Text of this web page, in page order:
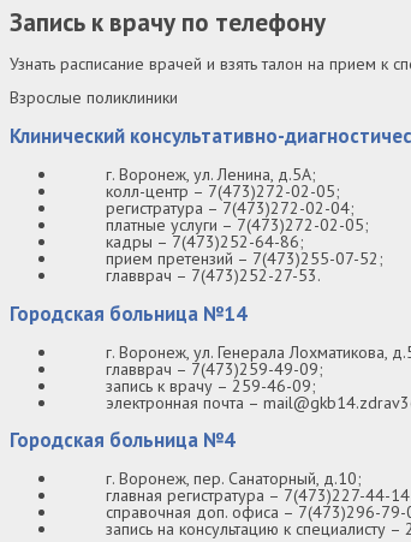
Запись к врачу по телефону
Узнать расписание врачей и взять талон на прием к
Взрослые поликлиники
Клинический консультативно-
г. Воронеж, ул. Ленина, д.5А;
колл-центр – 7(473)272-02-05;
регистратура – 7(473)272-02-04;
платные услуги – 7(473)272-02-05;
кадры – 7(473)252-64-86;
прием претензий – 7(473)255-07-52;
главврач – 7(473)252-27-53.
Городская больница №14
г. Воронеж, ул. Генерала Лохматикова,
главврач – 7(473)259-49-09;
запись к врачу – 259-46-09;
электронная почта –
Городская больница №4
г. Воронеж, пер. Санаторный, д.10;
главная регистратура – 7(473)227-44-
справочная доп. офиса – 7(473)296-79-
запись на консультацию к специалисту